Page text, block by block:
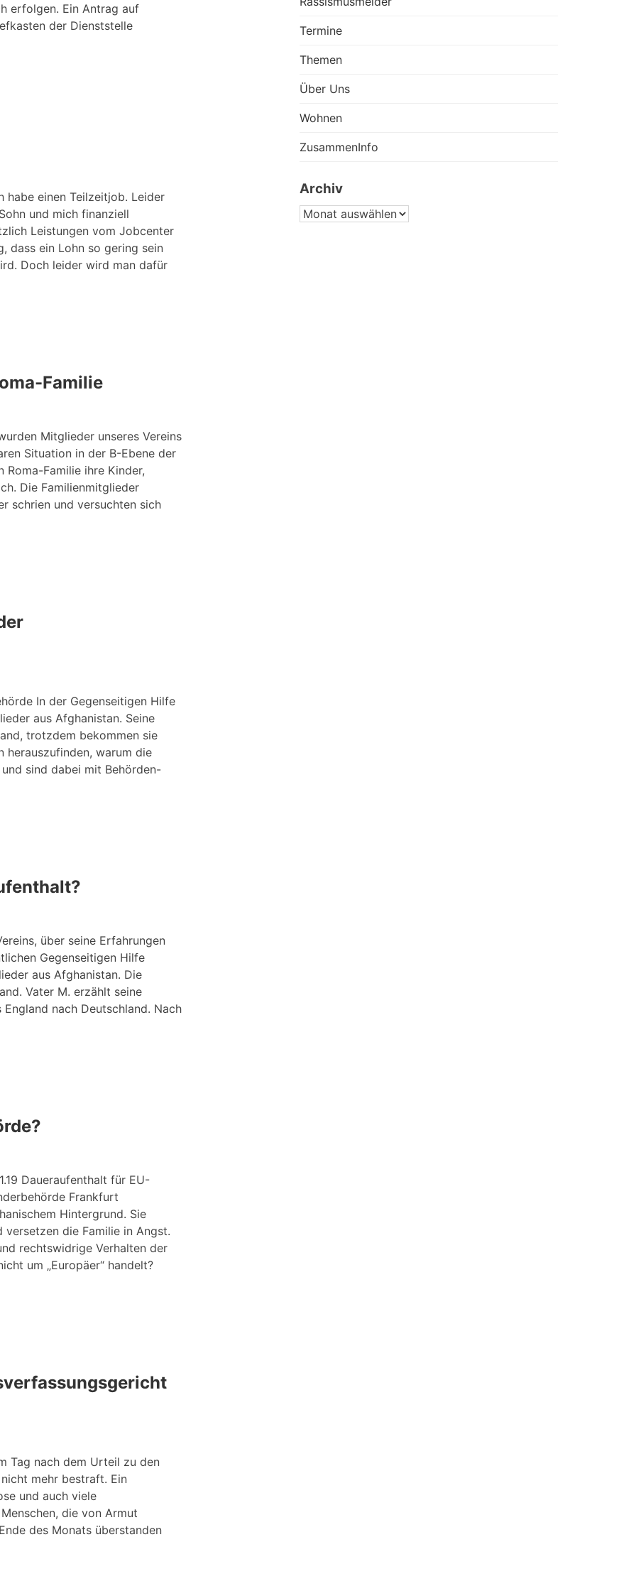
erfolgen. Ein Antrag auf
der Dienststelle
habe einen Teilzeitjob. Leider
und mich finanziell
Leistungen vom Jobcenter
dass ein Lohn so gering sein
Doch leider wird man dafür
Familie
Mitglieder unseres Vereins
Situation in der B-Ebene der
Roma-Familie ihre Kinder,
Die Familienmitglieder
schrien und versuchten sich
In der Gegenseitigen Hilfe
aus Afghanistan. Seine
trotzdem bekommen sie
herauszufinden, warum die
sind dabei mit Behörden-
über seine Erfahrungen
Gegenseitigen Hilfe
aus Afghanistan. Die
Vater M. erzählt seine
nach Deutschland. Nach
Daueraufenthalt für EU-
Frankfurt
Hintergrund. Sie
die Familie in Angst.
rechtswidrige Verhalten der
um „Europäer“ handelt?
Tag nach dem Urteil zu den
mehr bestraft. Ein
und auch viele
die von Armut
des Monats überstanden
Termine
Themen
Über Uns
Wohnen
ZusammenInfo
Archiv
ARCHIV